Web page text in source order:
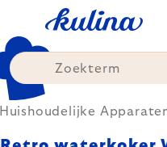
content